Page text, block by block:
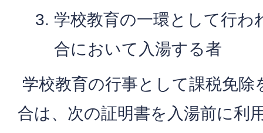
学校教育の一環として行わ
合において入湯する者
学校教育の行事として課税免
合は、次の証明書を入湯前に利